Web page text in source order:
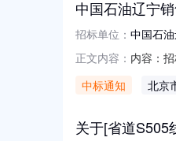
中国石油辽宁
招标单位： 中国石
正文内容： 内容：
入项目
中标通知 北京
关于[省道S505